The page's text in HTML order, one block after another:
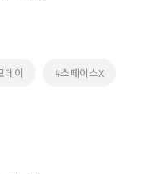
데이 #스페이스X